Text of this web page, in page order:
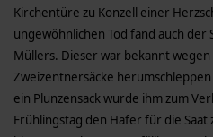
Kirchentüre zu Konzell einer
ungewöhnlichen Tod fand auch der
Müllers. Dieser war bekannt
Zweizentnersäcke
ein Plunzensack wurde ihm zum
Frühlingstag den Hafer für die Saat